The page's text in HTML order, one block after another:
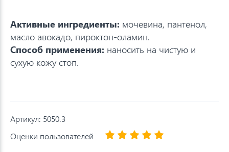
Активные ингредиенты: мочевина, пантенол,
масло авокадо, пироктон-оламин.
Способ применения: наносить на чистую и
сухую кожу стоп.
Артикул: 5050.3
Оценки пользователей